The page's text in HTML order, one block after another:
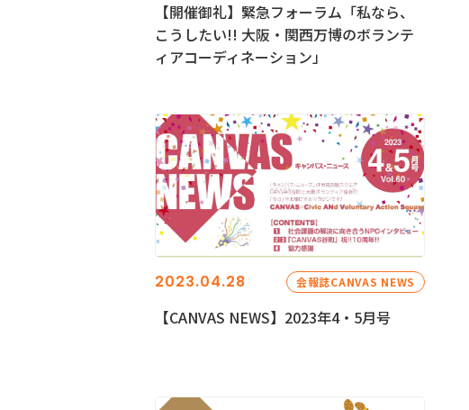
【開催御礼】緊急フォーラム「私なら、
こうしたい!! 大阪・関西万博のボランテ
ィアコーディネーション」
2023.04.28 会報誌CANVAS NEWS
【CANVAS NEWS】2023年4・5月号